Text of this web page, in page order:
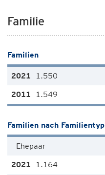
Familie
Familien
1.550
1.549
Familien nach Familientyp
Ehepaar
1.164